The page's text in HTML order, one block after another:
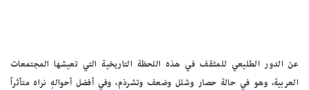
عن الدور الطليعي للمثقف في هذه اللحظة التاريخية التي تعيشها المجتمعات
العربية، وهو في حالة حصار وشلل وضعف وتشرذم، وفي أفضل أحوالهِ نراه متأثراً